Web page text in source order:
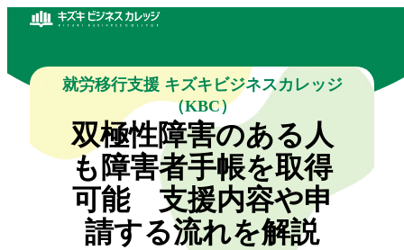
就労移行支援 キズキビジネスカレッジ
（KBC）
双極性障害のある人
も障害者手帳を取得
可能 支援内容や申
請する流れを解説